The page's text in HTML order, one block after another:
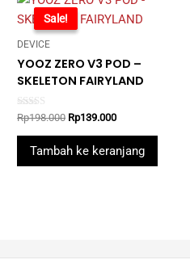
-30%
Sale!
DEVICE
YOOZ ZERO V3 POD –
SKELETON FAIRYLAND
Rated
5.00
out of 5
Rp198.000 Original
was:
Rp198.000.
Rp139.000Current
is:
Rp139.000.
Tambah ke keranjang